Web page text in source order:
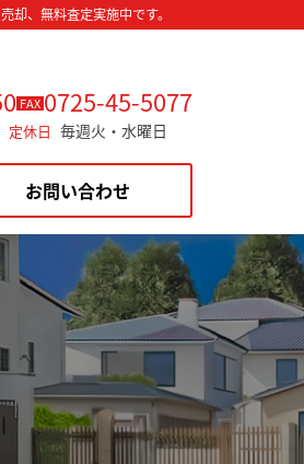
却、無料査定実施中です。
FAX 0725-45-5077
定休日 毎週火・水曜日
お問い合わせ